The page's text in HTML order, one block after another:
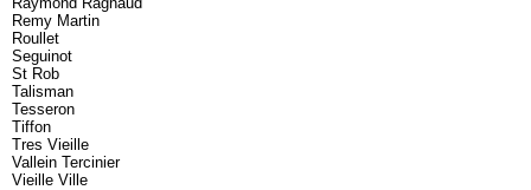
Remy Martin
Roullet
Seguinot
St Rob
Talisman
Tesseron
Tiffon
Tres Vieille
Vallein Tercinier
Vieille Ville